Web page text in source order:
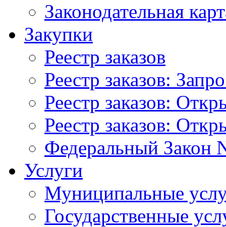
Законодательная
Закупки
Реестр заказов
Реестр заказов:
Реестр заказов:
Реестр заказов:
Федеральный Закон
Услуги
Муниципальные
Государственные